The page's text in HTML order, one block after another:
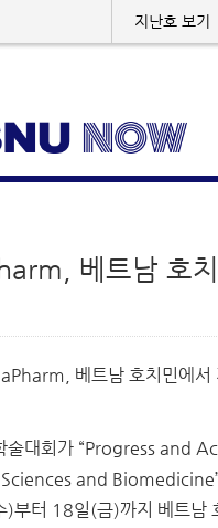
지난호 보기
베트남 호
술대회가 “Progress and
and
부터 18일(금)까지 베트남